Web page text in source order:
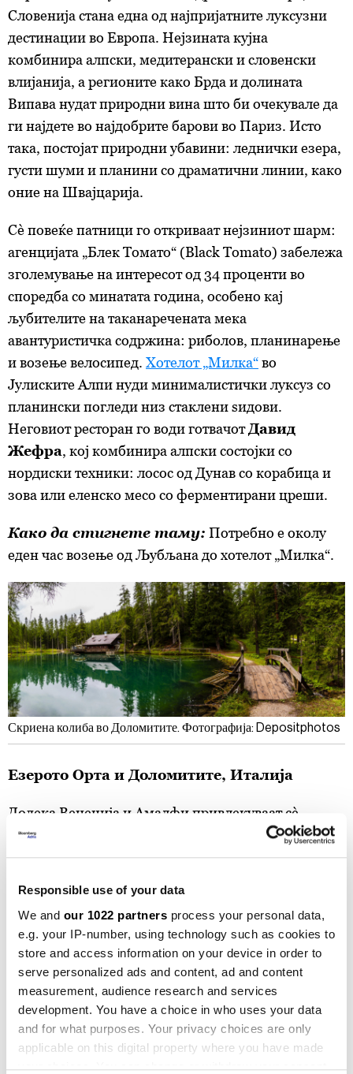
Responsible use of your data
We and our 1022 partners process your personal data,
e.g. your IP-number, using technology such as cookies to
store and access information on your device in order to
serve personalized ads and content, ad and content
measurement, audience research and services
development. You have a choice in who uses your data
and for what purposes. Your privacy choices are only
applicable on this digital property where you have made
your choices. You can change or withdraw your consent
Словенија стана една од најпријатните луксузни
дестинации во Европа. Нејзината кујна
комбинира алпски, медитерански и словенски
влијанија, а регионите како Брда и долината
Випава нудат природни вина што би очекувале да
ги најдете во најдобрите барови во Париз. Исто
така, постојат природни убавини: леднички езера,
густи шуми и планини со драматични линии, како
оние на Швајцарија.
Сè повеќе патници го откриваат нејзиниот шарм:
агенцијата „Блек Томато“ (Black Tomato) забележа
зголемување на интересот од 34 проценти во
споредба со минатата година, особено кај
љубителите на таканаречената мека
авантуристичка содржина: риболов, планинарење
и возење велосипед. Хотелот „Милка“во
Јулиските Алпи нуди минималистички луксуз со
планински погледи низ стаклени ѕидови.
Неговиот ресторан го води готвачотДавид
Жефра, кој комбинира алпски состојки со
нордиски техники: лосос од Дунав со корабица и
зова или еленско месо со ферментирани цреши.
Како да стигнете таму: Потребно е околу
еден час возење од Љубљана до хотелот „Милка“.
Скриена колиба во Доломитите. Фотографија: Depositphotos
Езерото Орта и Доломитите, Италија
Додека Венеција и Амалфи привлекуваат сè
повеќе милијардери и маси од Инстаграм, езерото
Орта во Пиемонт се појавува како мирна
соби, можете да изнајмите електричен чамец за да
го истражите езерото во целосна приватност.
Персоналот ви подготвува кошничка за пикник,
така што планот за денот може да биде сосема
спонтан. Обавезно посетете го островот Сан Џулио
и неговата фреско-обележана базилика од 12 век,
каде што живеат само неколку калуѓерки.